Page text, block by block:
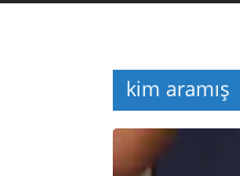
kim aramış